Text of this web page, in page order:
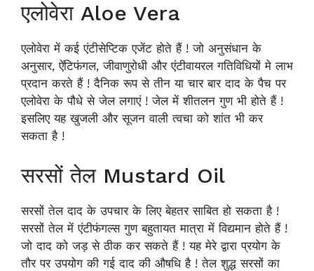
एलोवेरा Aloe Vera
एलोवेरा में कई एंटीसेप्टिक एजेंट होते हैं ! जो अनुसंधान के
अनुसार, ऐंटिफंगल, जीवाणुरोधी और एंटीवायरल गतिविधियों मे लाभ
प्रदान करते हैं ! दैनिक रूप से तीन या चार बार दाद के पैच पर
एलोवेरा के पौधे से जेल लगाएं ! जेल में शीतलन गुण भी होते हैं !
इसलिए यह खुजली और सूजन वाली त्वचा को शांत भी कर
सकता है !
सरसों तेल Mustard Oil
सरसों तेल दाद के उपचार के लिए बेहतर साबित हो सकता है !
सरसों तेल में एंटीफंगल्स गुण बहुतायत मात्रा में विद्यमान होते हैं !
जो दाद को जड़ से ठीक कर सकते हैं ! यह मेरे द्वारा प्रयोग के
तौर पर उपयोग की गई दाद की औषधि है ! तेल शुद्ध सरसों का